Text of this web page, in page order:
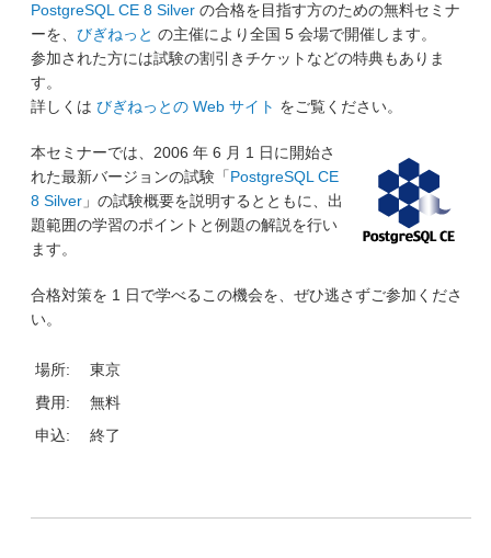
PostgreSQL CE 8 Silverの合格を目指す方のための無料セミナ
ーを、 びぎねっと の主催により全国 5 会場で開催します。
参加された方には試験の割引きチケットなどの特典もありま
す。
詳しくは びぎねっとの Web サイト をご覧ください。
本セミナーでは、2006 年 6 月 1 日に開始さ
れた最新バージョンの試験「PostgreSQL CE
8 Silver」の試験概要を説明するとともに、出
題範囲の学習のポイントと例題の解説を行い
ます。
合格対策を 1 日で学べるこの機会を、ぜひ逃さずご参加くださ
い。
場所:
東京
費用:
無料
申込:
終了